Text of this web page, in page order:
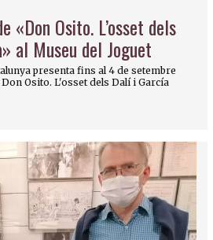
«Don Osito. L’osset dels
al Museu del Joguet
presenta fins al 4 de setembre
Osito. L'osset dels Dalí i García